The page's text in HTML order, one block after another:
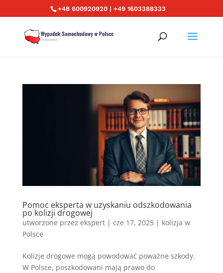
+48 600920920 | +49 1603388333
Pomoc eksperta w uzyskaniu odszkodowania
po kolizji drogowej
utworzone przez ekspert| cze 17, 2025| kolizja w
Polsce
Kolizje drogowe mogą powodować poważne szkody.
W Polsce, poszkodowani mają prawo do